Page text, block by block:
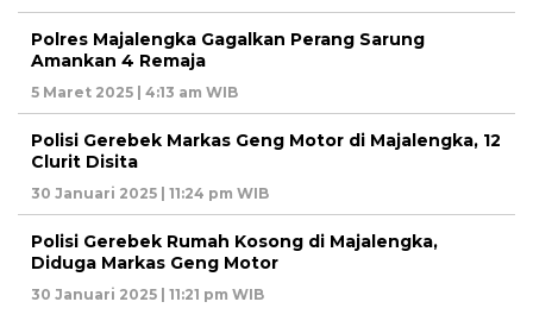
Polres Majalengka Gagalkan Perang Sarung
Amankan 4 Remaja
5 Maret 2025 | 4:13 am WIB
Polisi Gerebek Markas Geng Motor di Majalengka, 12
Clurit Disita
30 Januari 2025 | 11:24 pm WIB
Polisi Gerebek Rumah Kosong di Majalengka,
Diduga Markas Geng Motor
30 Januari 2025 | 11:21 pm WIB